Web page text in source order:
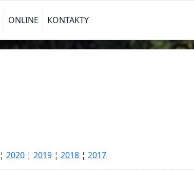
ONLINE KONTAKTY
¦ 2020 ¦ 2019 ¦ 2018 ¦ 2017